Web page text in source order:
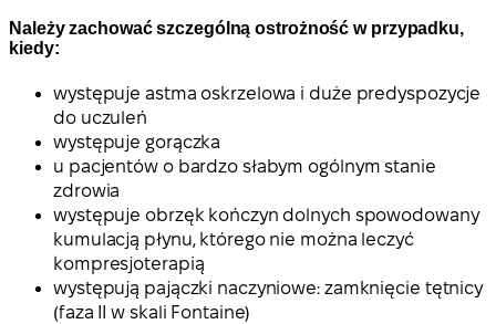
Należy zachować szczególną ostrożność w przypadku,
kiedy:
występuje astma oskrzelowa i duże predyspozycje
do uczuleń
występuje gorączka
u pacjentów o bardzo słabym ogólnym stanie
zdrowia
występuje obrzęk kończyn dolnych spowodowany
kumulacją płynu, którego nie można leczyć
kompresjoterapią
występują pajączki naczyniowe: zamknięcie tętnicy
(faza II w skali Fontaine)